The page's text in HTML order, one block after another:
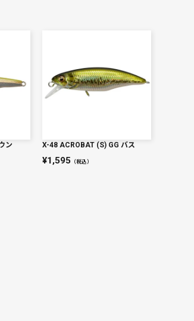
ン X-48 ACROBAT (S) GG バス
1,595（税込）